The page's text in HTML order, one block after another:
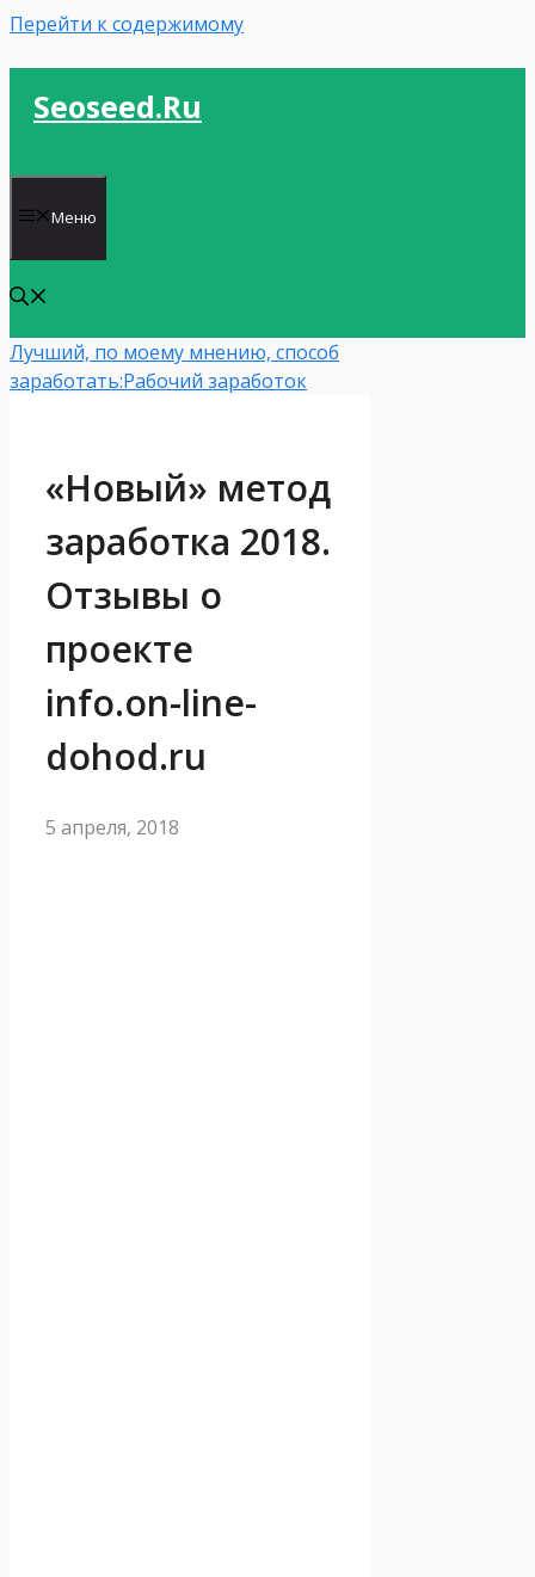
Перейти к содержимому
Seoseed.ru
Меню
Лучший, по моему мнению, способ
заработать:Рабочий заработок
«Новый» метод
заработка 2018.
Отзывы о
проекте
info.on-line-
dohod.ru
5 апреля, 2018